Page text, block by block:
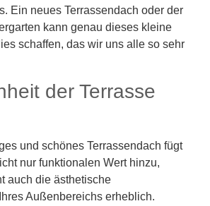
Ein neues Terrassendach oder der
kann genau dieses kleine
schaffen, das wir uns alle so sehr
der Terrasse
und schönes Terrassendach fügt
nur funktionalen Wert hinzu,
auch die ästhetische
Außenbereichs erheblich.